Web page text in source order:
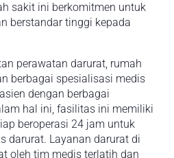
sakit ini berkomitmen untuk
berstandar tinggi kepada
perawatan darurat, rumah
berbagai spesialisasi medis
dengan berbagai
hal ini, fasilitas ini memiliki
beroperasi 24 jam untuk
darurat. Layanan darurat di
oleh tim medis terlatih dan